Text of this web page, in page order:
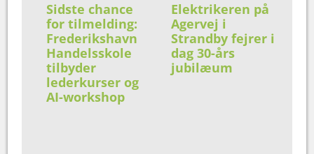
Sidste chance
for tilmelding:
Frederikshavn
Handelsskole
tilbyder
lederkurser og
AI-workshop
Elektrikeren på
Agervej i
Strandby fejrer i
dag 30-års
jubilæum